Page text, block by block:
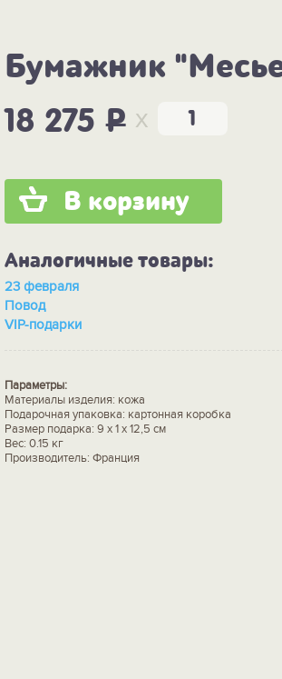
Бумажник
18 275P x
В корзину
Аналогичные товары:
23 февраля
Повод
VIP-подарки
Параметры:
Материалы изделия: кожа
Подарочная упаковка: картонная коробка
Размер подарка: 9 х 1 х 12,5 см
Вес: 0.15 кг
Производитель: Франция